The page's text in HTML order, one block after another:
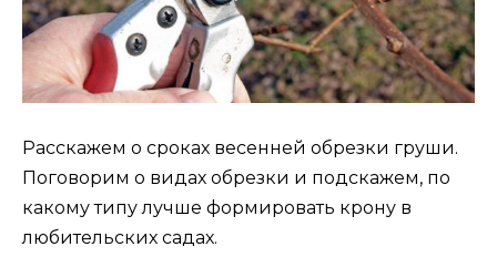
Расскажем о сроках весенней обрезки груши.
Поговорим о видах обрезки и подскажем, по
какому типу лучше формировать крону в
любительских садах.